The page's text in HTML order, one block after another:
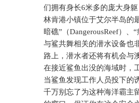
们拥有身长6米多的庞大身躯
林肯港小镇位于艾尔半岛的
暗礁”（DangerousReef）、
与鲨共舞相关的潜水设备也
路上，潜水者还将有机会与
在接近鲨鱼出没的海域时，
当鲨鱼发现工作人员投下的
千万别忘了为这种海洋霸主